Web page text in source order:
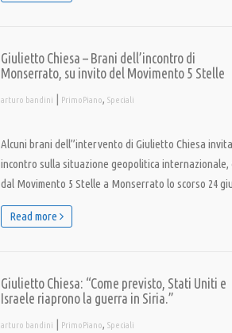
Giulietto Chiesa – Brani dell’incontro di
Monserrato, su invito del Movimento 5 Stelle
arturo bandini | PrimoPiano, Speciali
Alcuni brani dell”intervento di Giulietto Chiesa
incontro sulla situazione geopolitica internazionale,
dal Movimento 5 Stelle a Monserrato lo scorso 24
Read more
Giulietto Chiesa: “Come previsto, Stati Uniti e
Israele riaprono la guerra in Siria.”
arturo bandini | PrimoPiano, Speciali